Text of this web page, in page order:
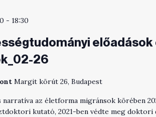
- 18:30
előadások
26
Margit körút 26, Budapest
az életforma migránsok körében
kutató, 2021-ben védte meg doktori